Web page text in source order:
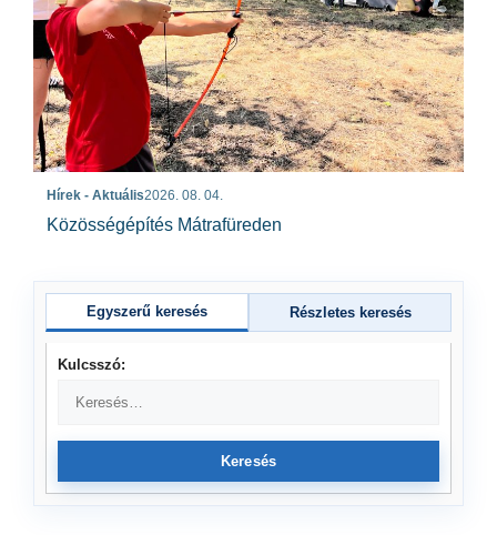
Hírek - Aktuális2026. 08. 04.
Közösségépítés Mátrafüreden
Egyszerű keresés Részletes keresés
Kulcsszó:
Keresés